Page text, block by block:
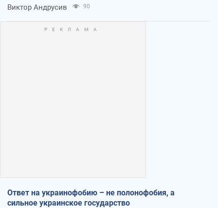
Виктор Андрусив 90
Ответ на украинофобию – не полонофобия, а
сильное украинское государство